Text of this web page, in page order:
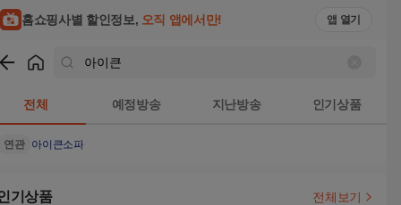
홈쇼핑사별 할인정보, 오직 앱에서만! 앱 열기
전체 예정방송 지난방송 인기상품
연관 아이큰소파
기상품 전체보기